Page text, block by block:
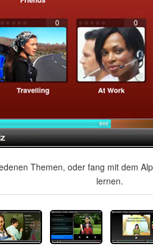
Themen, oder fang mit dem
lernen.